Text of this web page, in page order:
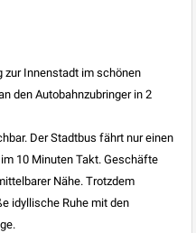
Innenstadt im schönen
den Autobahnzubringer in 2
Der Stadtbus fährt nur einen
10 Minuten Takt. Geschäfte
Nähe. Trotzdem
idyllische Ruhe mit den